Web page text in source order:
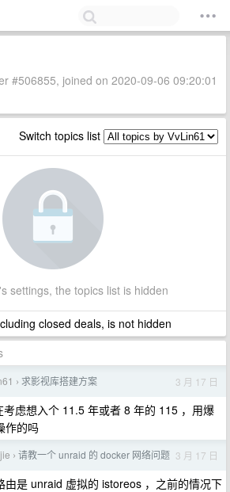
#506855, joined on 2020-09-06 09:20:01
Switch topics list
settings, the topics list is hidden
closed deals, is not hidden
› 求影视库搭建方案 3 月 17 日
考虑想入个 11.5 年或者 8 年的 115 ，用爆
作的吗
› 请教一个 unraid 的 docker 网络问题 3 月 17 日
由是 unraid 虚拟的 istoreos ，之前的情况下